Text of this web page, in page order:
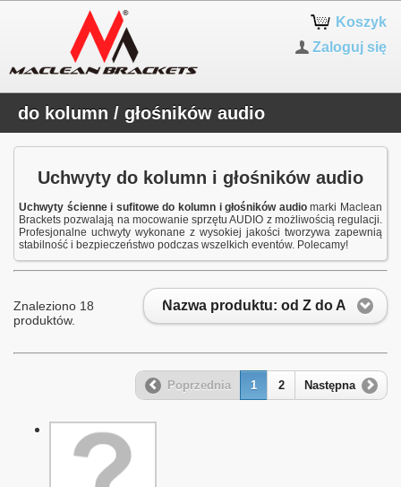
Koszyk
Zaloguj się
do kolumn / głośników audio
Uchwyty do kolumn i głośników audio
Uchwyty ścienne i sufitowe do kolumn i głośników audiomarki Maclean
Brackets pozwalają na mocowanie sprzętu AUDIO z możliwością regulacji.
Profesjonalne uchwyty wykonane z wysokiej jakości tworzywa zapewnią
stabilność i bezpieczeństwo podczas wszelkich eventów. Polecamy!
Nazwa produktu: od Z do A
Znaleziono 18
produktów.
Poprzednia 1 2 Następna